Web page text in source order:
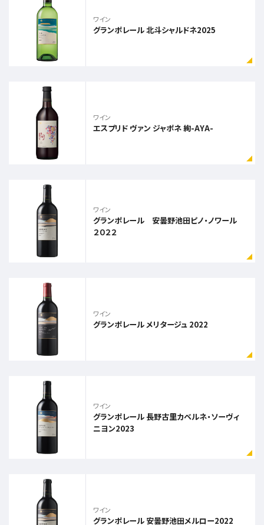
ワイン
グランポレール 北斗シャルドネ2025
ワイン
エスプリド ヴァン ジャポネ 絢-AYA-
ワイン
グランポレール 安曇野池田ピノ・ノワール
２０２２
ワイン
グランポレール メリタージュ 2022
ワイン
グランポレール 長野古里カベルネ・ソーヴィ
ニヨン2023
ワイン
グランポレール 安曇野池田メルロー2022